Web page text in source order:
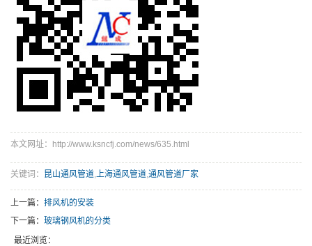
本文网址：http://www.ksncfj.com/news/635.html
关键词： 昆山通风管道,上海通风管道,通风管道厂家
上一篇： 排风机的安装
下一篇： 玻璃钢风机的分类
最近浏览：